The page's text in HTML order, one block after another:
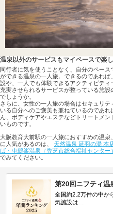
温泉以外のサービスもマイペースで楽
同行者に気を使うことなく、自分のペー
ができる温泉の一人旅。できるのであれ
設や、一人でも体験できるアクティビテ
充実させられるサービスが整っている施
でしょうか。
さらに、女性の一人旅の場合はセキュリ
いる自分へのご褒美も兼ねているのであ
ん、ボディケアやエステなどトリートメ
いものです。
大阪教育大前駅の一人旅におすすめの温
に人気があるのは、 天然温泉 延羽の湯 本
ば・屯鶴峯温泉（香芝市総合福祉センター）
でみてください。
第20回ニフティ温
全国約2.2万件の中か
気施設は…